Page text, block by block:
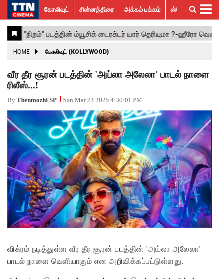
கோலிவுட்
சின்னத்திரை
பாலிவுட்
ஹாலிவுட்
அக்கம்
பக்கம்
ஸ்பெஷல்
ஸ்டோரீஸ்
விமர்சனம்
GALLERY
ACTRESS
ACTORS
MOVIESTILLS
EVENTS
VIDEOS
What’s
Hot
Trending
News
கோலிவுட் சின்னத்திரை அக்கம் பக்கம் ஸ்பெஷல் ஸ்டோரீஸ்
HOME கோலிவுட் (KOLLYWOOD)
வீர தீர சூரன் படத்தின் 'அய்லா அலேலா' பாடல் நாளை
ரிலீஸ்...!
By Thenmozhi SP Sun Mar 23 2025 4:30:01 PM
விக்ரம் நடித்துள்ள வீர தீர சூரன் படத்தின் 'அய்லா அலேலா'
பாடல் நாளை வெளியாகும் என அறிவிக்கப்பட்டுள்ளது.